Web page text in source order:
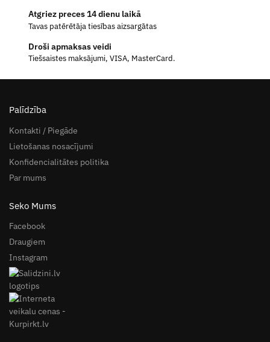
Atgriez preces 14 dienu laikā
Tavas patērētāja tiesības aizsargātas
Droši apmaksas veidi
Tiešsaistes maksājumi, VISA, MasterCard.
Palīdzība
Kontakti / Piegāde
Lietošanas nosacījumi
Konfidencialitātes politika
Par mums
Seko Mums
Facebook
Draugiem
Instagram